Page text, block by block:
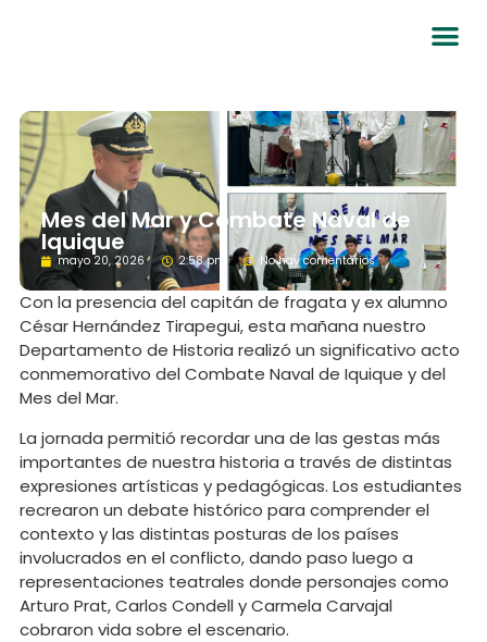
Mes del Mar y Combate Naval de
Iquique
mayo 20, 2026 2:58 pm No hay comentarios
Con la presencia del capitán de fragata y ex alumno
César Hernández Tirapegui, esta mañana nuestro
Departamento de Historia realizó un significativo acto
conmemorativo del Combate Naval de Iquique y del
Mes del Mar.
La jornada permitió recordar una de las gestas más
importantes de nuestra historia a través de distintas
expresiones artísticas y pedagógicas. Los estudiantes
recrearon un debate histórico para comprender el
contexto y las distintas posturas de los países
involucrados en el conflicto, dando paso luego a
representaciones teatrales donde personajes como
Arturo Prat, Carlos Condell y Carmela Carvajal
cobraron vida sobre el escenario.